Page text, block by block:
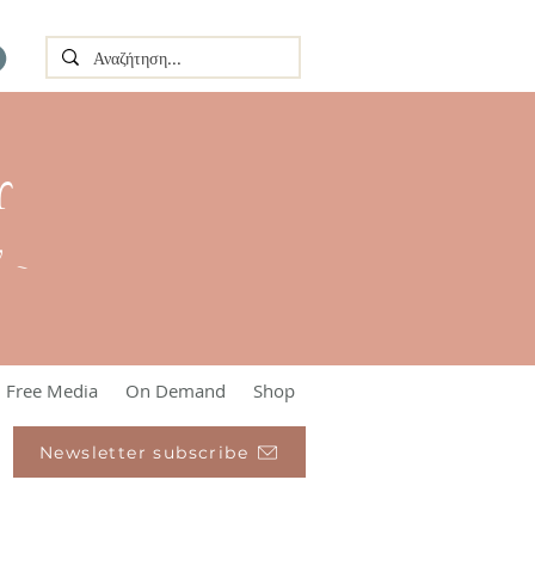
Free Media On Demand Shop
Newsletter subscribe